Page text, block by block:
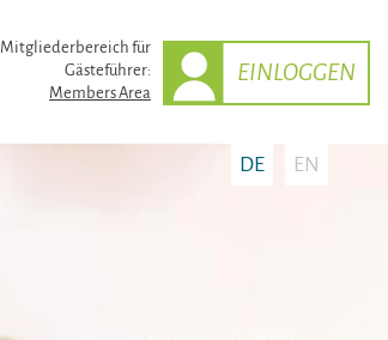
Mitglieder­bereich für
Gästeführer:
Members Area
EINLOGGEN
DE EN